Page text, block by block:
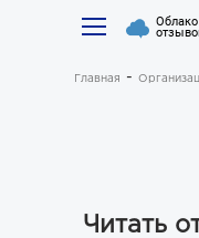
Облако
Главная
Читать